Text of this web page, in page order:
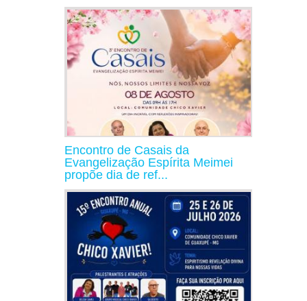
Encontro de Casais da
Evangelização Espírita Meimei
propõe dia de ref...